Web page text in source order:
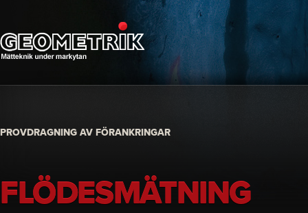
PROVDRAGNING AV FÖRANKRINGAR
FLÖDESMÄTNING